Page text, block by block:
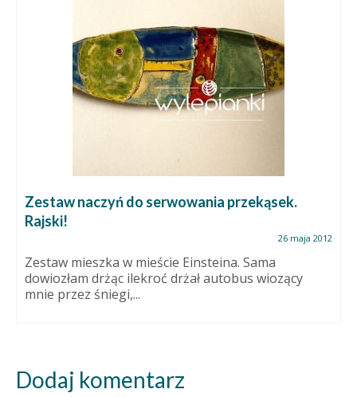
Zestaw naczyń do serwowania przekąsek.
Rajski!
26 maja 2012
Zestaw mieszka w mieście Einsteina. Sama
dowiozłam drżąc ilekroć drżał autobus wiozący
mnie przez śniegi,...
Dodaj komentarz